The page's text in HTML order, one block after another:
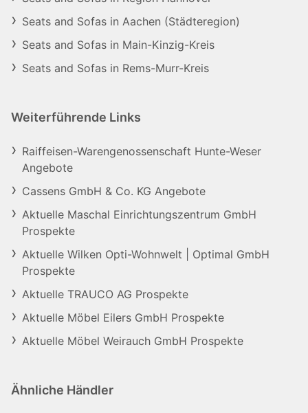
Seats and Sofas in Aachen (Städteregion)
Seats and Sofas in Main-Kinzig-Kreis
Seats and Sofas in Rems-Murr-Kreis
Weiterführende Links
Raiffeisen-Warengenossenschaft Hunte-Weser
Angebote
Cassens GmbH & Co. KG Angebote
Aktuelle Maschal Einrichtungszentrum GmbH
Prospekte
Aktuelle Wilken Opti-Wohnwelt | Optimal GmbH
Prospekte
Aktuelle TRAUCO AG Prospekte
Aktuelle Möbel Eilers GmbH Prospekte
Aktuelle Möbel Weirauch GmbH Prospekte
Ähnliche Händler